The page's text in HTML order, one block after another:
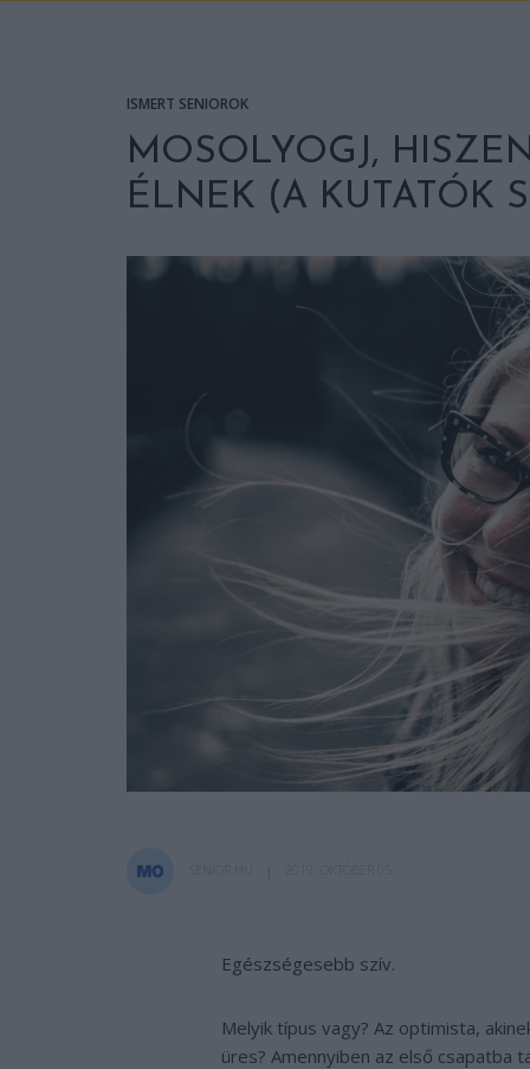
ISMERT SENIOROK
MOSOLYOGJ,
ÉLNEK (A KUTATÓK
Egészségesebb szív.
Melyik típus vagy? Az optimista,
üres? Amennyiben az első csapatba